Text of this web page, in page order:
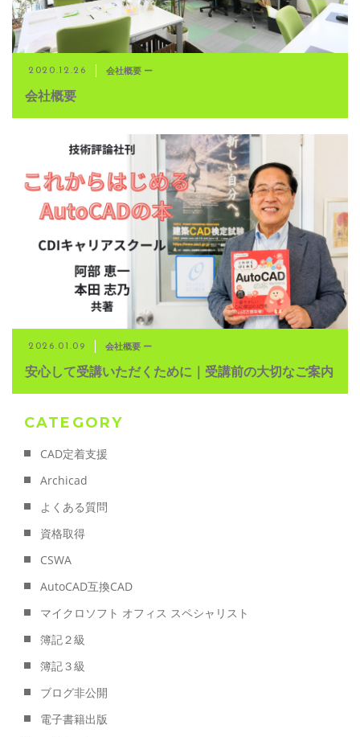
2020.12.26 会社概要 ー
会社概要
2026.01.09 会社概要 ー
安心して受講いただくために｜受講前の大切なご案内
CATEGORY
CAD定着支援
Archicad
よくある質問
資格取得
CSWA
AutoCAD互換CAD
マイクロソフト オフィス スペシャリスト
簿記２級
簿記３級
ブログ非公開
電子書籍出版